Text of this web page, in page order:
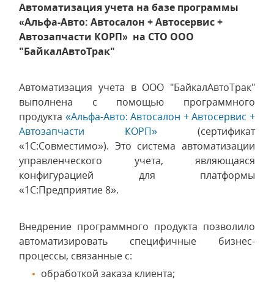
Автоматизация учета на базе программы
«Альфа-Авто: Автосалон + Автосервис +
Автозапчасти КОРП» на СТО ООО
"БайкалАвтоТрак"
Автоматизация учета в ООО "БайкалАвтоТрак"
выполнена с помощью программного
продукта «Альфа-Авто: Автосалон + Автосервис +
Автозапчасти КОРП» (сертификат
«1С:Совместимо»). Это система автоматизации
управленческого учета, являющаяся
конфигурацией для платформы
«1С:Предприятие 8».
Внедрение программного продукта позволило
автоматизировать специфичные бизнес-
процессы, связанные с:
обработкой заказа клиента;